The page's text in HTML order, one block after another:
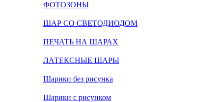
ФОТОЗОНЫ
ШАР СО СВЕТОДИОДОМ
ПЕЧАТЬ НА ШАРАХ
ЛАТЕКСНЫЕ ШАРЫ
Шарики без рисунка
Шарики с рисунком